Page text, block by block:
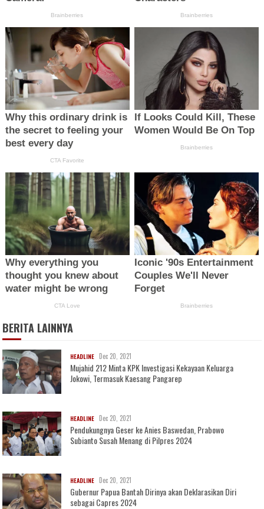
BERITA LAINNYA
HEADLINE Dec 20, 2021
Mujahid 212 Minta KPK Investigasi Kekayaan Keluarga
Jokowi, Termasuk Kaesang Pangarep
HEADLINE Dec 20, 2021
Pendukungnya Geser ke Anies Baswedan, Prabowo
Subianto Susah Menang di Pilpres 2024
HEADLINE Dec 20, 2021
Gubernur Papua Bantah Dirinya akan Deklarasikan Diri
sebagai Capres 2024